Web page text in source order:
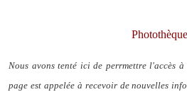
Photothèque
Nous avons tenté ici de perrmettre l'accès
page est appelée à recevoir de nouvelles